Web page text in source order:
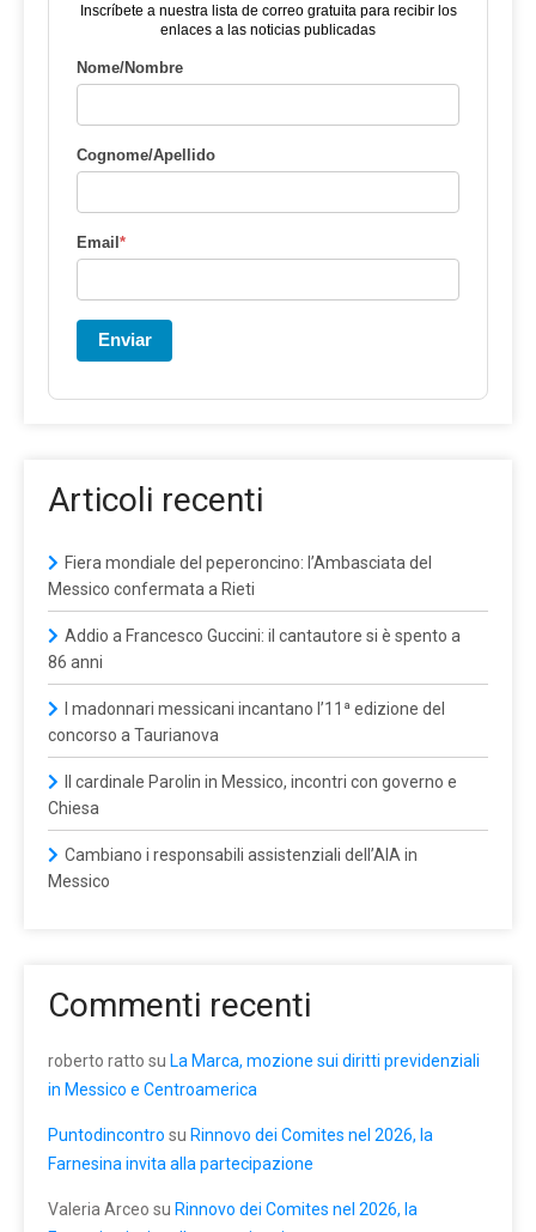
Inscríbete a nuestra lista de correo gratuita para recibir los
enlaces a las noticias publicadas
Nome/Nombre
Cognome/Apellido
Email *
Enviar
Articoli recenti
Fiera mondiale del peperoncino: l’Ambasciata del
Messico confermata a Rieti
Addio a Francesco Guccini: il cantautore si è spento a
86 anni
I madonnari messicani incantano l’11ª edizione del
concorso a Taurianova
Il cardinale Parolin in Messico, incontri con governo e
Chiesa
Cambiano i responsabili assistenziali dell’AIA in
Messico
Commenti recenti
roberto ratto su La Marca, mozione sui diritti previdenziali
in Messico e Centroamerica
Puntodincontro su Rinnovo dei Comites nel 2026, la
Farnesina invita alla partecipazione
Valeria Arceo su Rinnovo dei Comites nel 2026, la